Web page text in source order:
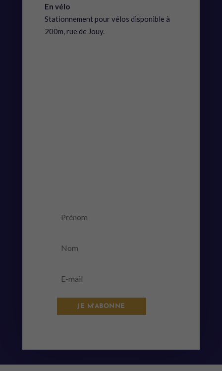
En vélo
Stationnement pour vélos disponible à
200m, rue de Jouy.
JE M'ABONNE